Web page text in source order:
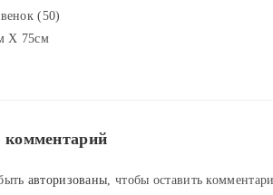
(50)
Х 75см
комментарий
авторизованы, чтобы оставить